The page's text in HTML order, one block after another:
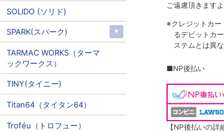
ご遠慮頂きます
※クレジットカー
るデビットカ
ステムとは異な
■NP後払い
【NP後払いの詳
SOLIDO (ソリド)
SPARK(スパーク)
TARMAC WORKS（ターマ
ックワークス）
TINY(タイニー)
Titan64（タイタン64）
Troféu（トロフュー）